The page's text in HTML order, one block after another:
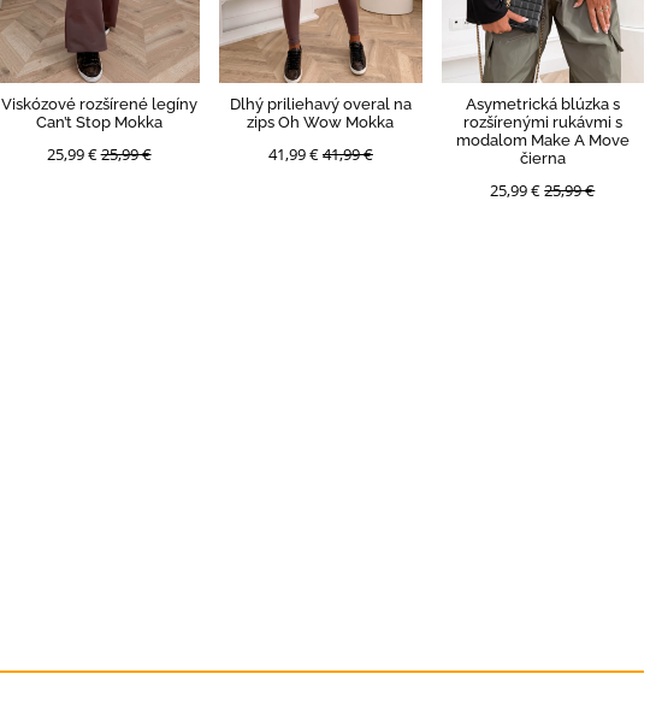
Viskózové rozšírené legíny
Can’t Stop Mokka
25,99 €25,99 €
Dlhý priliehavý overal na
zips Oh Wow Mokka
41,99 €41,99 €
Asymetrická blúzka s
rozšírenými rukávmi s
modalom Make A Move
čierna
25,99 €25,99 €